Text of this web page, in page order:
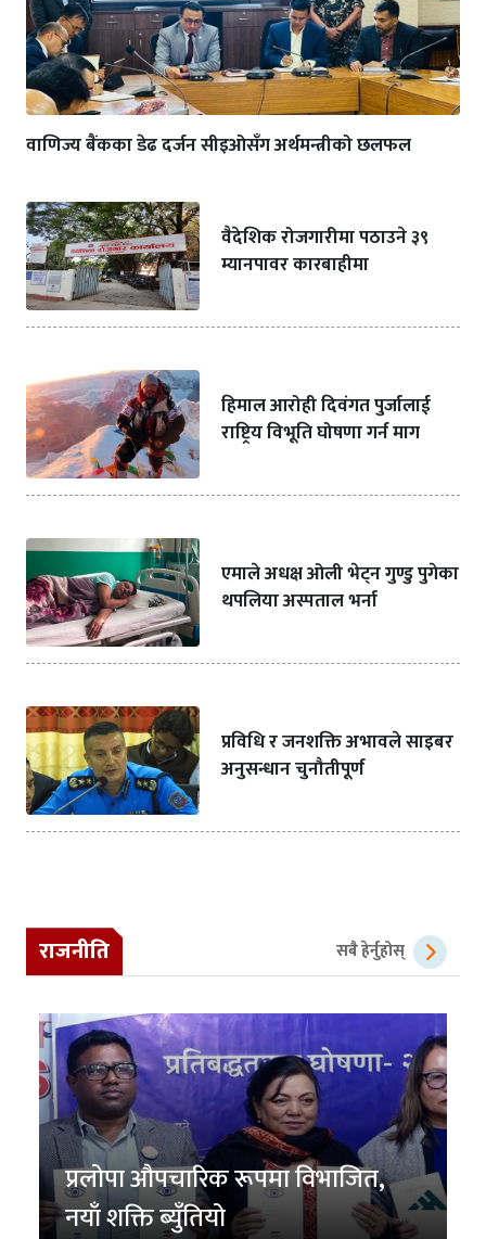
वाणिज्य बैंकका डेढ दर्जन सीइओसँग अर्थमन्त्रीको छलफल
वैदेशिक रोजगारीमा पठाउने ३९
म्यानपावर कारबाहीमा
हिमाल आरोही दिवंगत पुर्जालाई
राष्ट्रिय विभूति घोषणा गर्न माग
एमाले अधक्ष ओली भेट्न गुण्डु पुगेका
थपलिया अस्पताल भर्ना
प्रविधि र जनशक्ति अभावले साइबर
अनुसन्धान चुनौतीपूर्ण
राजनीति सबै हेर्नुहोस्
प्रलोपा औपचारिक रूपमा विभाजित,
नयाँ शक्ति ब्युँतियो